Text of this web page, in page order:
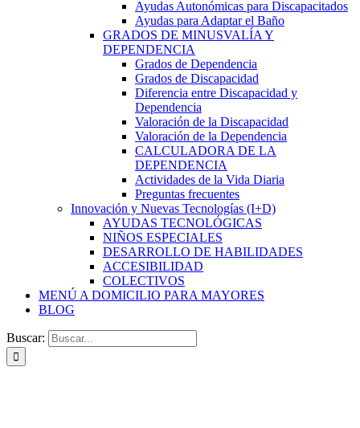
Ayudas Autonómicas para Discapacitados
Ayudas para Adaptar el Baño
GRADOS DE MINUSVALÍA Y
DEPENDENCIA
Grados de Dependencia
Grados de Discapacidad
Diferencia entre Discapacidad y
Dependencia
Valoración de la Discapacidad
Valoración de la Dependencia
CALCULADORA DE LA
DEPENDENCIA
Actividades de la Vida Diaria
Preguntas frecuentes
Innovación y Nuevas Tecnologías (I+D)
AYUDAS TECNOLÓGICAS
NIÑOS ESPECIALES
DESARROLLO DE HABILIDADES
ACCESIBILIDAD
COLECTIVOS
MENÚ A DOMICILIO PARA MAYORES
BLOG
Buscar: